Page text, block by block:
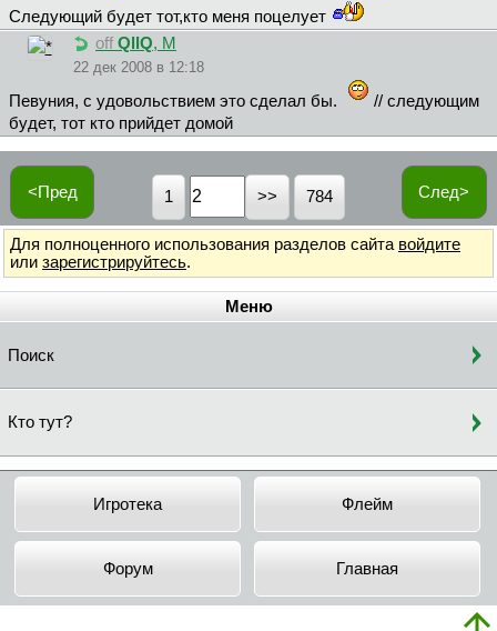
Следующий будет тот,кто меня поцелует
off QllQ, М
22 дек 2008 в 12:18
Пeвyния, с удовольствием это сделал бы.
// следующим
будет, тот кто прийдет домой
<Пред След>
1 784
Для полноценного использования разделов сайта войдите
или зарегистрируйтесь.
Меню
Поиск
Кто тут?
Игротека Флейм
Форум Главная